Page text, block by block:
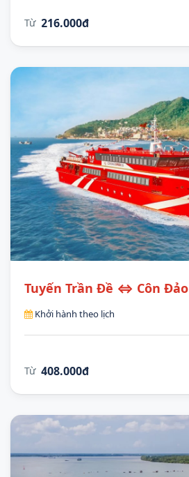
Từ 216.000đ
Tuyến Trần Đề ⇔ Côn Đảo
Khởi hành theo lịch
Từ 408.000đ